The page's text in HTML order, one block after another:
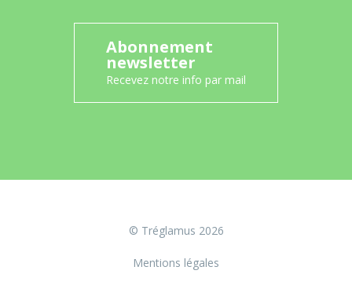
Abonnement
newsletter
Recevez notre info par mail
© Tréglamus 2026
Mentions légales